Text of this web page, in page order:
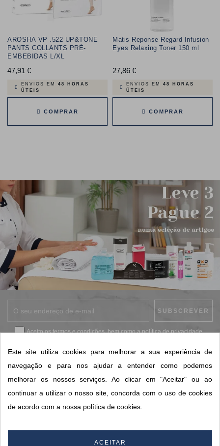
AROSHA VP .522 UP&TONE
PANTS COLLANTS PRÉ-
EMBEBIDAS L/XL
47,91 €Preço
ENVIOS EM 48 HORAS
ÚTEIS
COMPRAR
Matis Reponse Regard Infusion
Eyes Relaxing Toner 150 ml
27,86 €Preço
ENVIOS EM 48 HORAS
ÚTEIS
COMPRAR
Aceito ostermos e condições, bem como apolítica de privacidade.
CONTACTOS SORISA
Este site utiliza cookies para melhorar a sua experiência de
navegação e para nos ajudar a entender como podemos
melhorar os nossos serviços. Ao clicar em "Aceitar" ou ao
continuar a utilizar o nosso site, concorda com o uso de cookies
de acordo com a nossa política de cookies.
ACEITAR